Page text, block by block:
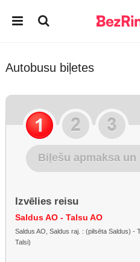
Autobusu biļetes
Biļešu apmaksa un
Izvēlies reisu
Saldus AO - Talsu AO
Saldus AO, Saldus raj. : (pilsēta Saldus) -
Talsi)